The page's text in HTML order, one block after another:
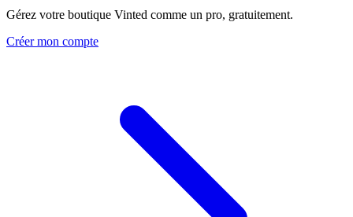
Gérez votre boutique Vinted comme un pro, gratuitement.
Créer mon compte